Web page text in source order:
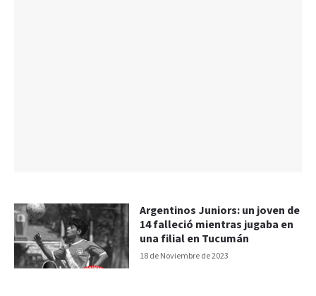
18 de Noviembre de 2023
Argentinos Juniors: un joven de
14 falleció mientras jugaba en
una filial en Tucumán